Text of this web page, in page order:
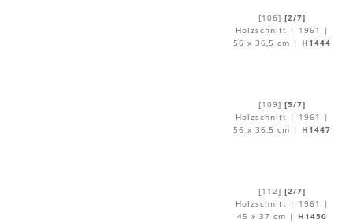
[106] [2/7]
Holzschnitt | 1961 |
56 x 36,5 cm |
H1444
[109] [5/7]
Holzschnitt | 1961 |
56 x 36,5 cm |
H1447
[112] [2/7]
Holzschnitt | 1961 |
45 x 37 cm |
H1450